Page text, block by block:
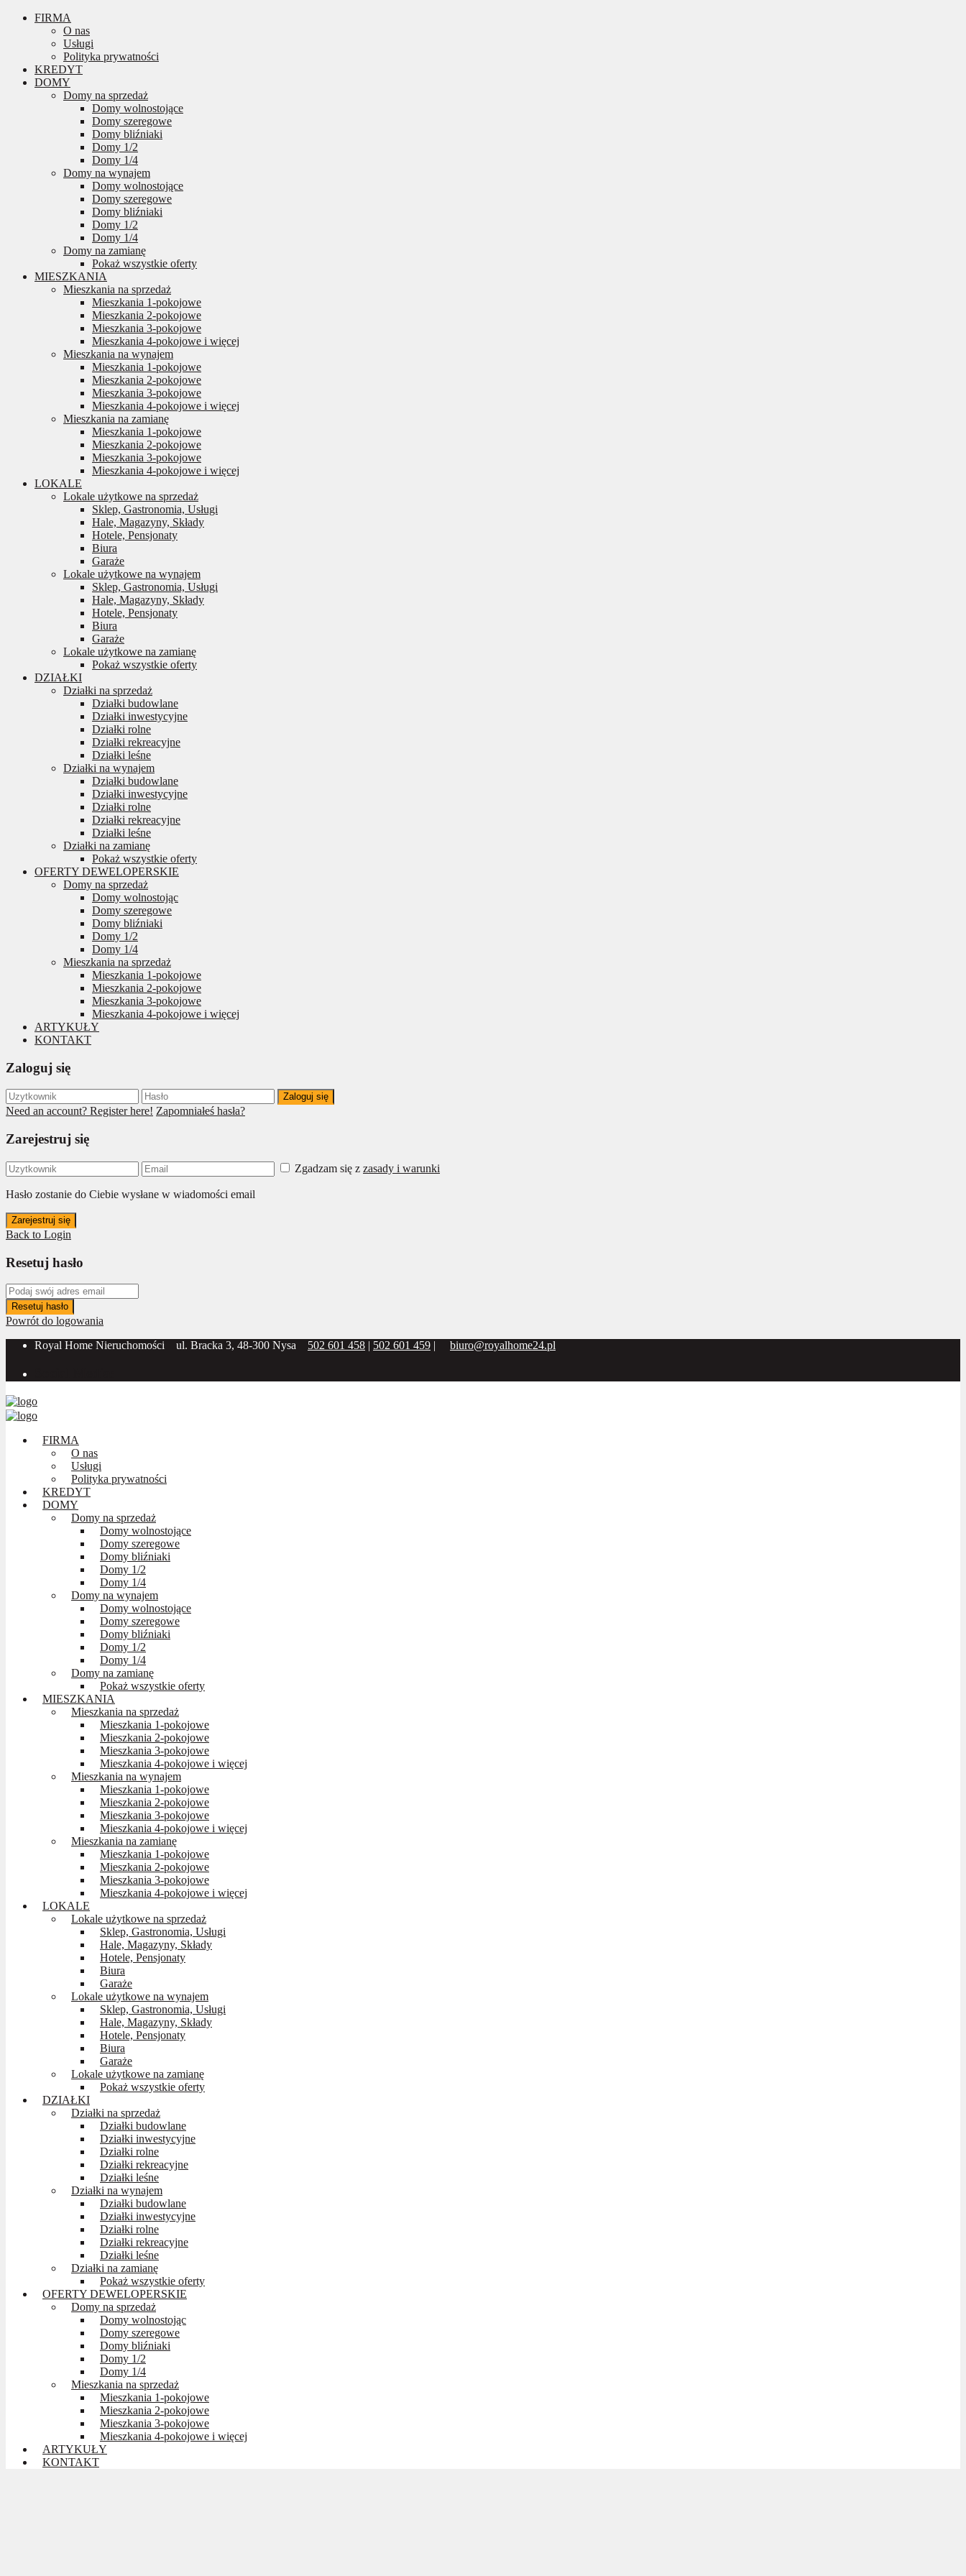
FIRMA
O nas
Usługi
Polityka prywatności
KREDYT
DOMY
Domy na sprzedaż
Domy wolnostojące
Domy szeregowe
Domy bliźniaki
Domy 1/2
Domy 1/4
Domy na wynajem
Domy wolnostojące
Domy szeregowe
Domy bliźniaki
Domy 1/2
Domy 1/4
Domy na zamianę
Pokaż wszystkie oferty
MIESZKANIA
Mieszkania na sprzedaż
Mieszkania 1-pokojowe
Mieszkania 2-pokojowe
Mieszkania 3-pokojowe
Mieszkania 4-pokojowe i więcej
Mieszkania na wynajem
Mieszkania 1-pokojowe
Mieszkania 2-pokojowe
Mieszkania 3-pokojowe
Mieszkania 4-pokojowe i więcej
Mieszkania na zamianę
Mieszkania 1-pokojowe
Mieszkania 2-pokojowe
Mieszkania 3-pokojowe
Mieszkania 4-pokojowe i więcej
LOKALE
Lokale użytkowe na sprzedaż
Sklep, Gastronomia, Usługi
Hale, Magazyny, Składy
Hotele, Pensjonaty
Biura
Garaże
Lokale użytkowe na wynajem
Sklep, Gastronomia, Usługi
Hale, Magazyny, Składy
Hotele, Pensjonaty
Biura
Garaże
Lokale użytkowe na zamianę
Pokaż wszystkie oferty
DZIAŁKI
Działki na sprzedaż
Działki budowlane
Działki inwestycyjne
Działki rolne
Działki rekreacyjne
Działki leśne
Działki na wynajem
Działki budowlane
Działki inwestycyjne
Działki rolne
Działki rekreacyjne
Działki leśne
Działki na zamianę
Pokaż wszystkie oferty
OFERTY DEWELOPERSKIE
Domy na sprzedaż
Domy wolnostojąc
Domy szeregowe
Domy bliźniaki
Domy 1/2
Domy 1/4
Mieszkania na sprzedaż
Mieszkania 1-pokojowe
Mieszkania 2-pokojowe
Mieszkania 3-pokojowe
Mieszkania 4-pokojowe i więcej
ARTYKUŁY
KONTAKT
Zaloguj się
Zaloguj się
Need an account? Register here! Zapomniałeś hasła?
Zarejestruj się
Zgadzam się z zasady i warunki
Hasło zostanie do Ciebie wysłane w wiadomości email
Zarejestruj się
Back to Login
Resetuj hasło
Resetuj hasło
Powrót do logowania
Royal Home Nieruchomości
ul. Bracka 3, 48-300 Nysa 502 601 458 | 502 601 459 | biuro@royalhome24.pl
FIRMA
O nas
Usługi
Polityka prywatności
KREDYT
DOMY
Domy na sprzedaż
Domy wolnostojące
Domy szeregowe
Domy bliźniaki
Domy 1/2
Domy 1/4
Domy na wynajem
Domy wolnostojące
Domy szeregowe
Domy bliźniaki
Domy 1/2
Domy 1/4
Domy na zamianę
Pokaż wszystkie oferty
MIESZKANIA
Mieszkania na sprzedaż
Mieszkania 1-pokojowe
Mieszkania 2-pokojowe
Mieszkania 3-pokojowe
Mieszkania 4-pokojowe i więcej
Mieszkania na wynajem
Mieszkania 1-pokojowe
Mieszkania 2-pokojowe
Mieszkania 3-pokojowe
Mieszkania 4-pokojowe i więcej
Mieszkania na zamianę
Mieszkania 1-pokojowe
Mieszkania 2-pokojowe
Mieszkania 3-pokojowe
Mieszkania 4-pokojowe i więcej
LOKALE
Lokale użytkowe na sprzedaż
Sklep, Gastronomia, Usługi
Hale, Magazyny, Składy
Hotele, Pensjonaty
Biura
Garaże
Lokale użytkowe na wynajem
Sklep, Gastronomia, Usługi
Hale, Magazyny, Składy
Hotele, Pensjonaty
Biura
Garaże
Lokale użytkowe na zamianę
Pokaż wszystkie oferty
DZIAŁKI
Działki na sprzedaż
Działki budowlane
Działki inwestycyjne
Działki rolne
Działki rekreacyjne
Działki leśne
Działki na wynajem
Działki budowlane
Działki inwestycyjne
Działki rolne
Działki rekreacyjne
Działki leśne
Działki na zamianę
Pokaż wszystkie oferty
OFERTY DEWELOPERSKIE
Domy na sprzedaż
Domy wolnostojąc
Domy szeregowe
Domy bliźniaki
Domy 1/2
Domy 1/4
Mieszkania na sprzedaż
Mieszkania 1-pokojowe
Mieszkania 2-pokojowe
Mieszkania 3-pokojowe
Mieszkania 4-pokojowe i więcej
ARTYKUŁY
KONTAKT